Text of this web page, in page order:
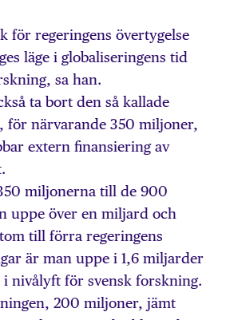
för regeringens övertygelse
läge i globaliseringens tid
sa han.
ta bort den så kallade
för närvarande 350 miljoner,
extern finansiering av
miljonerna till de 900
uppe över en miljard och
till förra regeringens
är man uppe i 1,6 miljarder
i nivålyft för svensk forskning.
200 miljoner, jämt